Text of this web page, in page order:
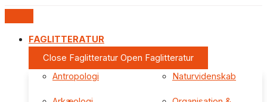
FAGLITTERATUR
Close Faglitteratur Open Faglitteratur
Antropologi
Naturvidenskab